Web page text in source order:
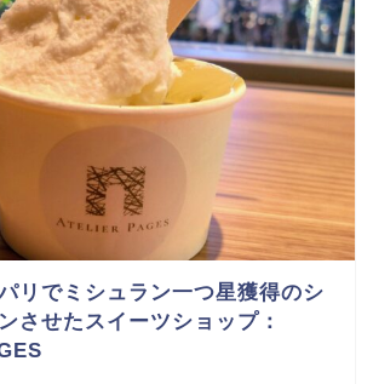
リでミシュラン一つ星獲得のシ
させたスイーツショップ：